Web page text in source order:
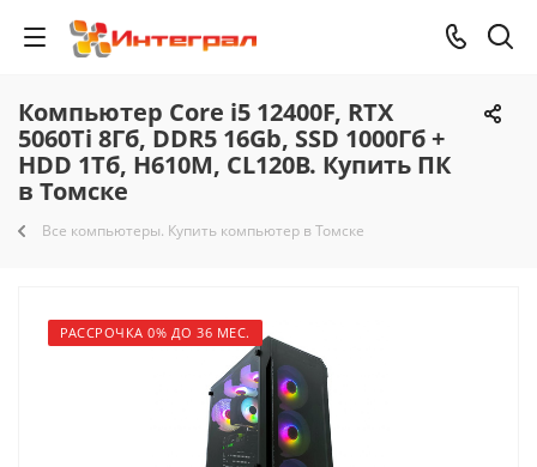
Компьютер Core i5 12400F, RTX
5060Ti 8Гб, DDR5 16Gb, SSD 1000Гб +
HDD 1Тб, H610M, CL120B. Купить ПК
в Томске
Все компьютеры. Купить компьютер в Томске
РАССРОЧКА 0% ДО 36 МЕС.